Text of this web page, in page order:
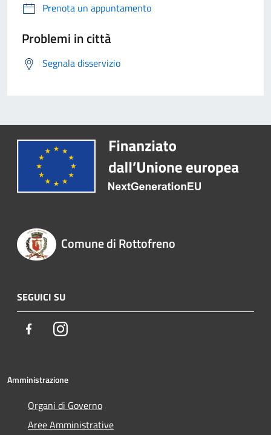
Prenota un appuntamento
Problemi in città
Segnala disservizio
Comune di Rottofreno
SEGUICI SU
FacebookInstagram
Amministrazione
Organi di Governo
Aree Amministrative